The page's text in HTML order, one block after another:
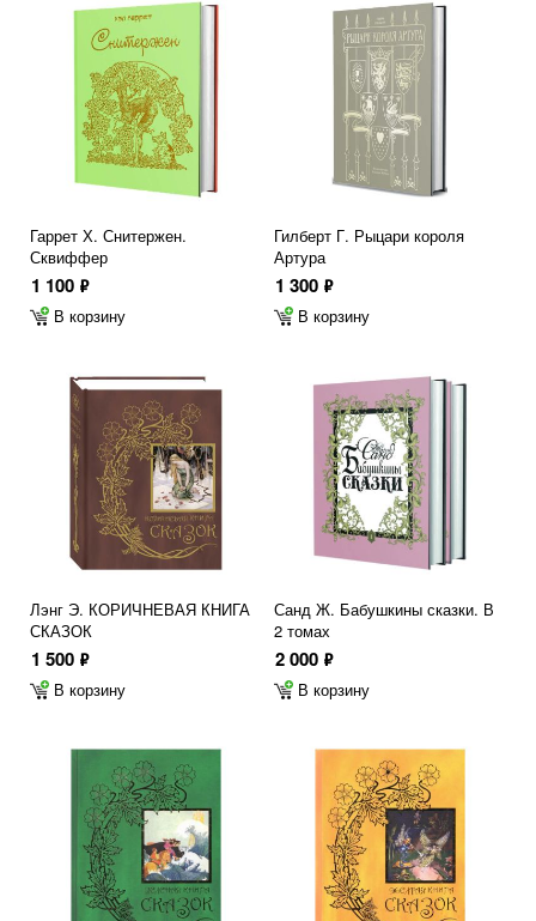
Гаррет Х. Снитержен.
Сквиффер
1 100 ф
В корзину
Гилберт Г. Рыцари короля
Артура
1 300 ф
В корзину
Лэнг Э. КОРИЧНЕВАЯ КНИГА
СКАЗОК
1 500 ф
В корзину
Санд Ж. Бабушкины сказки. В
2 томах
2 000 ф
В корзину